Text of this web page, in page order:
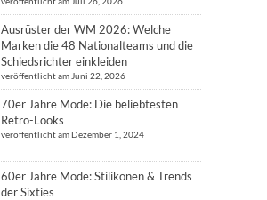
Ausrüster der WM 2026: Welche
Marken die 48 Nationalteams und die
Schiedsrichter einkleiden
veröffentlicht am Juni 22, 2026
70er Jahre Mode: Die beliebtesten
Retro-Looks
veröffentlicht am Dezember 1, 2024
60er Jahre Mode: Stilikonen & Trends
der Sixties